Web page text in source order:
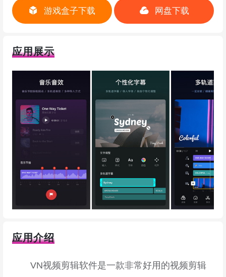
游戏盒子下载 网盘下载
应用展示
应用介绍
VN视频剪辑软件是一款非常好用的视频剪辑